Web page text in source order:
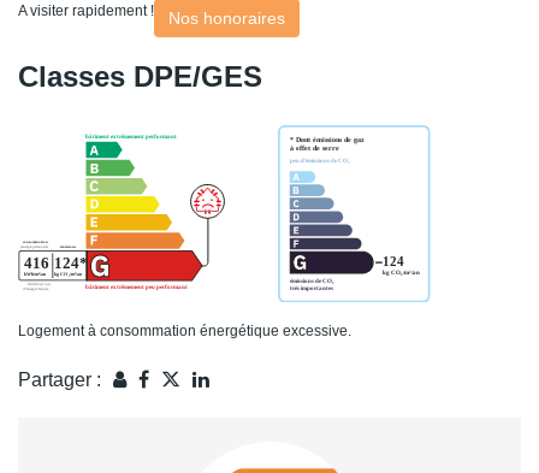
A visiter rapidement ! Nos honoraires
Classes DPE/GES
Logement à consommation énergétique excessive.
Partager :